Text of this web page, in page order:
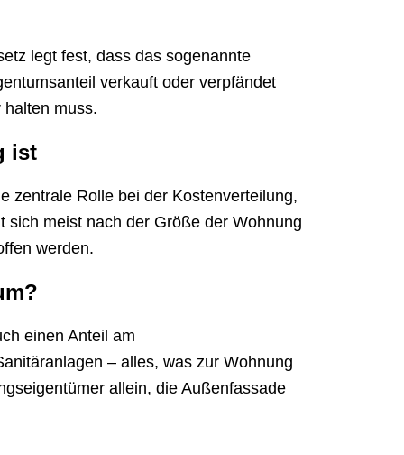
legt fest, dass das sogenannte
verkauft oder verpfändet
muss.
ist
zentrale Rolle bei der Kostenverteilung,
sich meist nach der Größe der Wohnung
werden.
einen Anteil am
– alles, was zur Wohnung
allein, die Außenfassade